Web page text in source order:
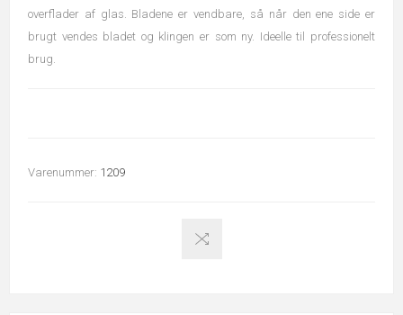
overflader af glas. Bladene er vendbare, så når den ene side er
brugt vendes bladet og klingen er som ny. Ideelle til professionelt
brug.
Varenummer: 1209